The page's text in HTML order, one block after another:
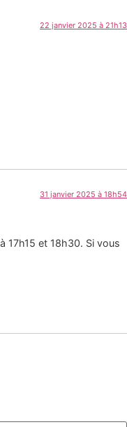
22 janvier 2025 à 21h13
31 janvier 2025 à 18h54
17h15 et 18h30. Si vous